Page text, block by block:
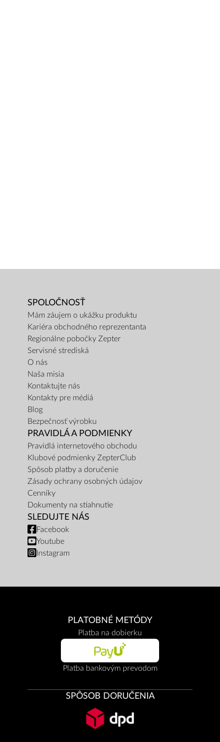
SPOLOČNOSŤ
Mám záujem o ukážku produktu
Kariéra obchodného reprezentanta
Regionálne pobočky Zepter
Servisné strediská
O nás
Naša misia
Kontaktujte nás
Kontakty pre médiá
Blog
Bezpečnosť výrobku
PRAVIDLÁ A PODMIENKY
Pravidlá internetového obchodu
Klubové podmienky ZepterClub
Spôsob platby a doručenie
Zásady ochrany osobných údajov
Cenníky
Dokumenty na stiahnutie
SLEDUJTE NÁS
Facebook
Youtube
Instagram
PLATOBNÉ METÓDY
Platba na dobierku
Platba bankovým prevodom
SPÔSOB DORUČENIA